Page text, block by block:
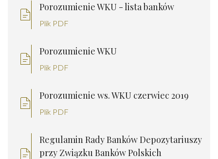
Porozumienie WKU - lista banków
Plik PDF
Porozumienie WKU
Plik PDF
Porozumienie ws. WKU czerwiec 2019
Plik PDF
Regulamin Rady Banków Depozytariuszy
przy Związku Banków Polskich